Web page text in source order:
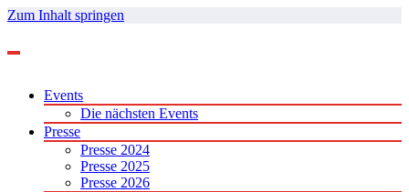
Zum Inhalt springen
Events
Die nächsten Events
Presse
Presse 2024
Presse 2025
Presse 2026